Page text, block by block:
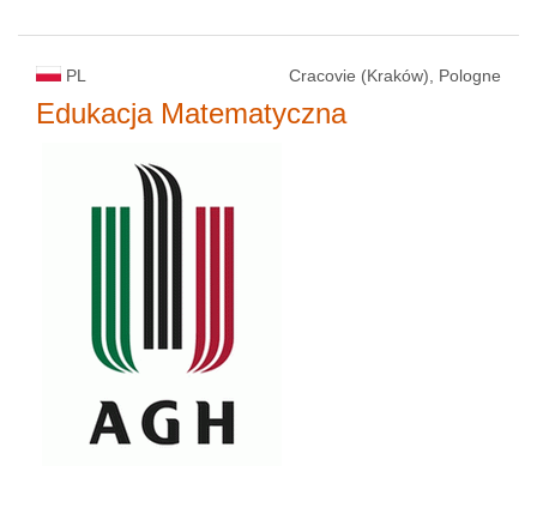
PL Cracovie (Kraków), Pologne
Edukacja Matematyczna